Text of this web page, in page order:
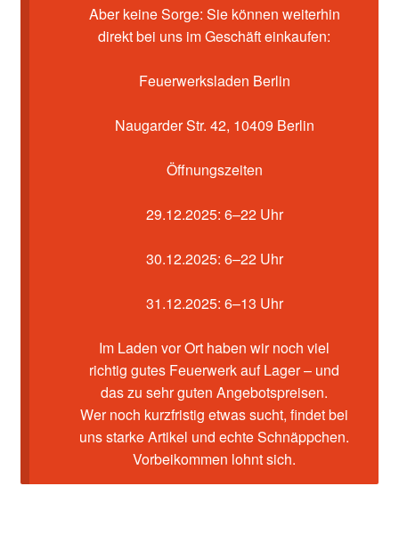
Aber keine Sorge: Sie können weiterhin
direkt bei uns im Geschäft einkaufen:
Feuerwerksladen Berlin
Naugarder Str. 42, 10409 Berlin
Öffnungszeiten
29.12.2025: 6–22 Uhr
30.12.2025: 6–22 Uhr
31.12.2025: 6–13 Uhr
Im Laden vor Ort haben wir noch viel
richtig gutes Feuerwerk auf Lager – und
das zu sehr guten Angebotspreisen.
Wer noch kurzfristig etwas sucht, findet bei
uns starke Artikel und echte Schnäppchen.
Vorbeikommen lohnt sich.